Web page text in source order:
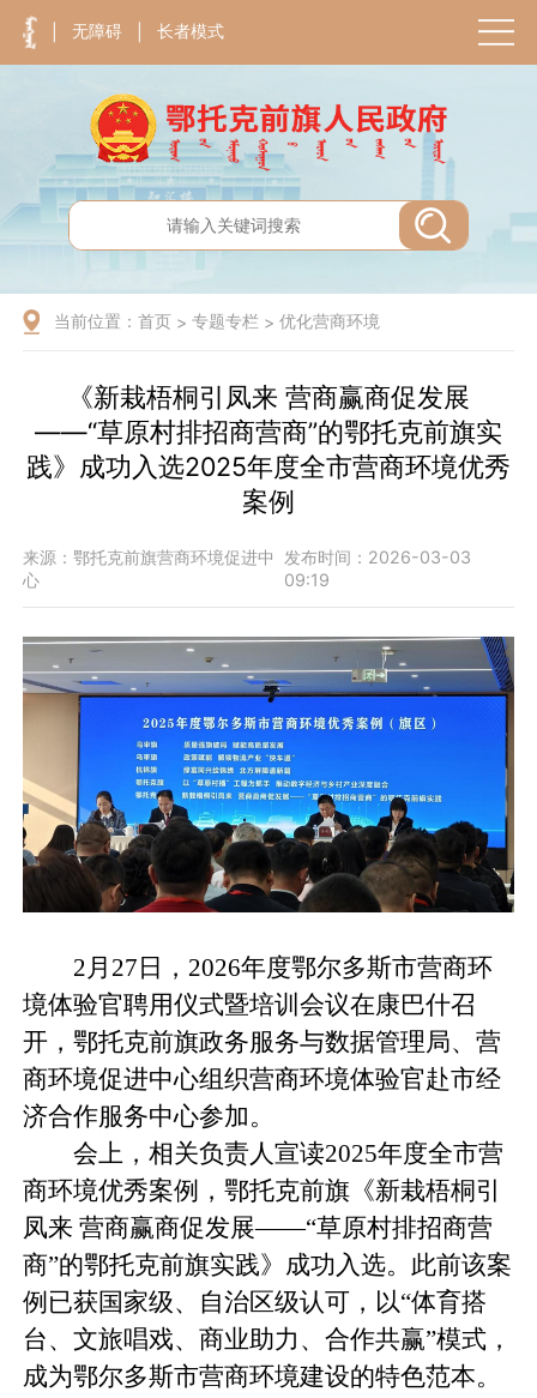
无障碍 长者模式
当前位置：首页 >专题专栏 >优化营商环境
《新栽梧桐引凤来 营商赢商促发展
——“草原村排招商营商”的鄂托克前旗实
践》成功入选2025年度全市营商环境优秀
案例
来源：鄂托克前旗营商环境促进中
心
发布时间：2026-03-03
09:19
2月27日，2026年度鄂尔多斯市营商环
境体验官聘用仪式暨培训会议在康巴什召
开，鄂托克前旗政务服务与数据管理局、营
商环境促进中心组织营商环境体验官赴市经
济合作服务中心参加。
会上，相关负责人宣读2025年度全市营
商环境优秀案例，鄂托克前旗《新栽梧桐引
凤来 营商赢商促发展——“草原村排招商营
商”的鄂托克前旗实践》成功入选。此前该案
例已获国家级、自治区级认可，以“体育搭
台、文旅唱戏、商业助力、合作共赢”模式，
成为鄂尔多斯市营商环境建设的特色范本。